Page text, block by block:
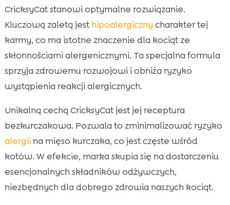
CricksyCat stanowi optymalne rozwiązanie.
Kluczową zaletą jest hipoalergiczny charakter tej
karmy, co ma istotne znaczenie dla kociąt ze
skłonnościami alergenicznymi. Ta specjalna formula
sprzyja zdrowemu rozwojowi i obniża ryzyko
wystąpienia reakcji alergicznych.
Unikalną cechą CricksyCat jest jej receptura
bezkurczakowa. Pozwala to zminimalizować ryzyko
alergiina mięso kurczaka, co jest częste wśród
kotów. W efekcie, marka skupia się na dostarczeniu
esencjonalnych składników odżywczych,
niezbędnych dla dobrego zdrowia naszych kociąt.